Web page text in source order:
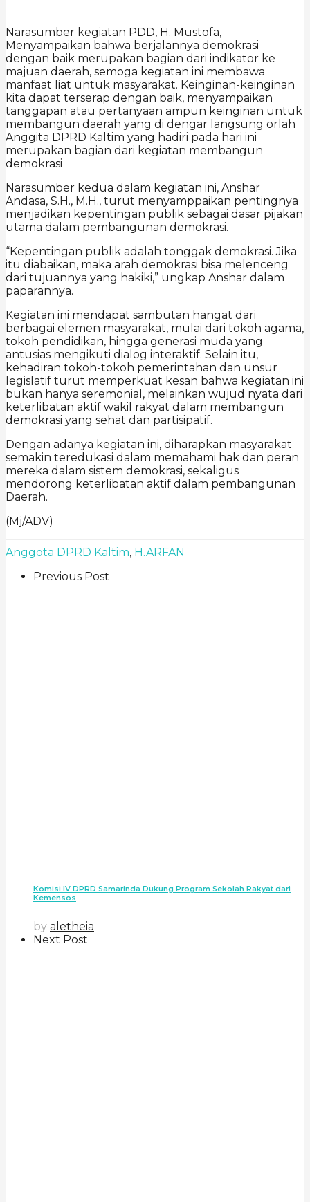
Narasumber kegiatan PDD, H. Mustofa,
Menyampaikan bahwa berjalannya demokrasi
dengan baik merupakan bagian dari indikator ke
majuan daerah, semoga kegiatan ini membawa
manfaat liat untuk masyarakat. Keinginan-keinginan
kita dapat terserap dengan baik, menyampaikan
tanggapan atau pertanyaan ampun keinginan untuk
membangun daerah yang di dengar langsung orlah
Anggita DPRD Kaltim yang hadiri pada hari ini
merupakan bagian dari kegiatan membangun
demokrasi
Narasumber kedua dalam kegiatan ini, Anshar
Andasa, S.H., M.H., turut menyamppaikan pentingnya
menjadikan kepentingan publik sebagai dasar pijakan
utama dalam pembangunan demokrasi.
“Kepentingan publik adalah tonggak demokrasi. Jika
itu diabaikan, maka arah demokrasi bisa melenceng
dari tujuannya yang hakiki,” ungkap Anshar dalam
paparannya.
Kegiatan ini mendapat sambutan hangat dari
berbagai elemen masyarakat, mulai dari tokoh agama,
tokoh pendidikan, hingga generasi muda yang
antusias mengikuti dialog interaktif. Selain itu,
kehadiran tokoh-tokoh pemerintahan dan unsur
legislatif turut memperkuat kesan bahwa kegiatan ini
bukan hanya seremonial, melainkan wujud nyata dari
keterlibatan aktif wakil rakyat dalam membangun
demokrasi yang sehat dan partisipatif.
Dengan adanya kegiatan ini, diharapkan masyarakat
semakin teredukasi dalam memahami hak dan peran
mereka dalam sistem demokrasi, sekaligus
mendorong keterlibatan aktif dalam pembangunan
Daerah.
(Mj/ADV)
Anggota DPRD Kaltim, H.ARFAN
Previous Post
Komisi IV DPRD Samarinda Dukung Program Sekolah Rakyat dari
Kemensos
by aletheia
Next Post